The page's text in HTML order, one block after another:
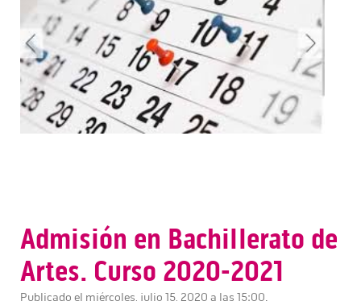
Admisión en Bachillerato de
Artes. Curso 2020-2021
Publicado el miércoles, julio 15, 2020 a las 15:00.